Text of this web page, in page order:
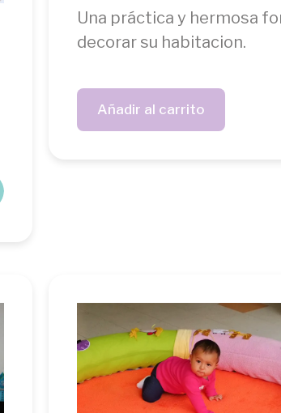
Una práctica y hermosa
decorar su habitacion.
Añadir al carrito